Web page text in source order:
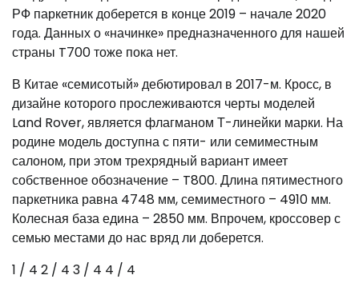
РФ паркетник доберется в конце 2019 – начале 2020
года. Данных о «начинке» предназначенного для нашей
страны T700 тоже пока нет.
В Китае «семисотый» дебютировал в 2017-м. Кросс, в
дизайне которого прослеживаются черты моделей
Land Rover, является флагманом Т-линейки марки. На
родине модель доступна с пяти- или семиместным
салоном, при этом трехрядный вариант имеет
собственное обозначение – T800. Длина пятиместного
паркетника равна 4748 мм, семиместного – 4910 мм.
Колесная база едина – 2850 мм. Впрочем, кроссовер с
семью местами до нас вряд ли доберется.
1 / 4 2 / 4 3 / 4 4 / 4